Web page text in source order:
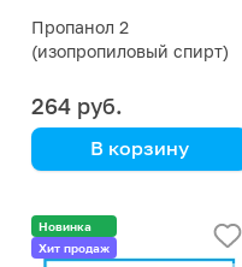
Пропанол 2
(изопропиловый спирт)
264 руб.
В корзину
литров
Новинка
Хит продаж